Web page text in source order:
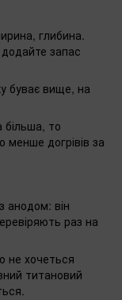
глибина.
запас
буває вище, на
то
менше догрівів за
анодом: він
раз на
не хочеться
титановий